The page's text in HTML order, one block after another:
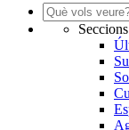
Seccions